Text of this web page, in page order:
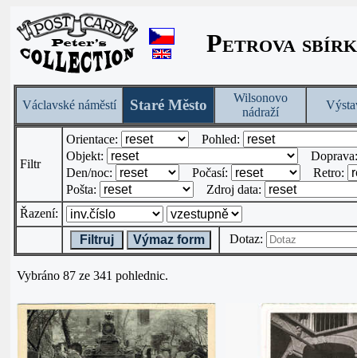
Petrova
Václavské náměstí Staré Město
Wilsonovo
nádraží
Filtr
Orientace:
Pohled:
Objekt:
Den/noc:
Počasí:
Retro:
Pošta:
Zdroj data:
Řazení:
Filtruj
Výmaz form Dotaz:
Vybráno 87 ze 341 pohlednic.